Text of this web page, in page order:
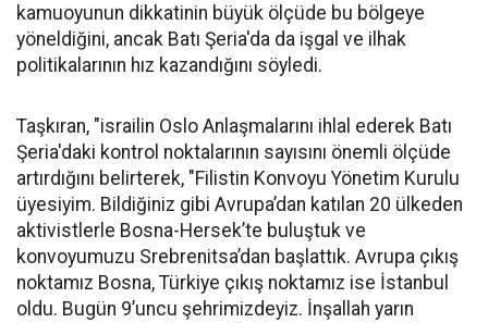
kamuoyunun dikkatinin büyük ölçüde bu bölgeye
yöneldiğini, ancak Batı Şeria'da da işgal ve ilhak
politikalarının hız kazandığını söyledi.
Taşkıran, "israilin Oslo Anlaşmalarını ihlal ederek Batı
Şeria'daki kontrol noktalarının sayısını önemli ölçüde
artırdığını belirterek, "Filistin Konvoyu Yönetim Kurulu
üyesiyim. Bildiğiniz gibi Avrupa’dan katılan 20 ülkeden
aktivistlerle Bosna-Hersek’te buluştuk ve
konvoyumuzu Srebrenitsa’dan başlattık. Avrupa çıkış
noktamız Bosna, Türkiye çıkış noktamız ise İstanbul
oldu. Bugün 9’uncu şehrimizdeyiz. İnşallah yarın